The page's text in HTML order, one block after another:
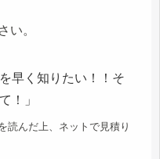
い。
早く知りたい！！そ
！」
読んだ上、ネットで見積り